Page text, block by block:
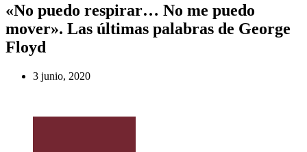
«No puedo respirar… No me puedo
mover». Las últimas palabras de George
Floyd
3 junio, 2020